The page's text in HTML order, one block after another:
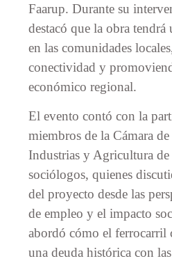
Faarup. Durante su
destacó que la obra
en las comunidades
conectividad y
económico regional.
El evento contó con la
miembros de la Cámara
Industrias y Agricultura de
sociólogos, quienes
del proyecto desde las
de empleo y el impacto
abordó cómo el ferrocarril
una deuda histórica con